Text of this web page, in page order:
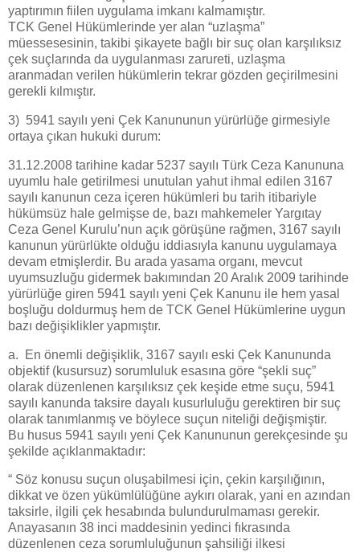
yaptırımın fiilen uygulama imkanı kalmamıştır.
TCK Genel Hükümlerinde yer alan “uzlaşma”
müessesesinin, takibi şikayete bağlı bir suç olan karşılıksız
çek suçlarında da uygulanması zarureti, uzlaşma
aranmadan verilen hükümlerin tekrar gözden geçirilmesini
gerekli kılmıştır.
3) 5941 sayılı yeni Çek Kanununun yürürlüğe girmesiyle
ortaya çıkan hukuki durum:
31.12.2008 tarihine kadar 5237 sayılı Türk Ceza Kanununa
uyumlu hale getirilmesi unutulan yahut ihmal edilen 3167
sayılı kanunun ceza içeren hükümleri bu tarih itibariyle
hükümsüz hale gelmişse de, bazı mahkemeler Yargıtay
Ceza Genel Kurulu’nun açık görüşüne rağmen, 3167 sayılı
kanunun yürürlükte olduğu iddiasıyla kanunu uygulamaya
devam etmişlerdir. Bu arada yasama organı, mevcut
uyumsuzluğu gidermek bakımından 20 Aralık 2009 tarihinde
yürürlüğe giren 5941 sayılı yeni Çek Kanunu ile hem yasal
boşluğu doldurmuş hem de TCK Genel Hükümlerine uygun
bazı değişiklikler yapmıştır.
a. En önemli değişiklik, 3167 sayılı eski Çek Kanununda
objektif (kusursuz) sorumluluk esasına göre “şekli suç”
olarak düzenlenen karşılıksız çek keşide etme suçu, 5941
sayılı kanunda taksire dayalı kusurluluğu gerektiren bir suç
olarak tanımlanmış ve böylece suçun niteliği değişmiştir.
Bu husus 5941 sayılı yeni Çek Kanununun gerekçesinde şu
şekilde açıklanmaktadır:
“ Söz konusu suçun oluşabilmesi için, çekin karşılığının,
dikkat ve özen yükümlülüğüne aykırı olarak, yani en azından
taksirle, ilgili çek hesabında bulundurulmaması gerekir.
Anayasanın 38 inci maddesinin yedinci fıkrasında
düzenlenen ceza sorumluluğunun şahsiliği ilkesi